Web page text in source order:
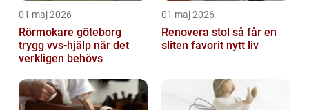
01 maj 2026
Rörmokare göteborg
trygg vvs-hjälp när det
verkligen behövs
01 maj 2026
Renovera stol så får en
sliten favorit nytt liv